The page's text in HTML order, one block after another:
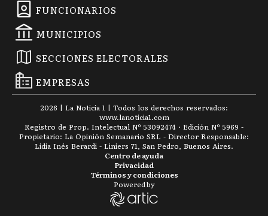
FUNCIONARIOS
MUNICIPIOS
SECCIONES ELECTORALES
EMPRESAS
2026 | La Noticia 1 | Todos los derechos reservados:
www.lanoticia1.com
Registro de Prop. Intelectual Nº 53092474 · Edición Nº 5969 -
Propietario: La Opinión Semanario SRL - Director Responsable:
Lidia Inés Berardi - Liniers 71, San Pedro, Buenos Aires.
Términos y condiciones
Privacidad
Centro de ayuda
Powered by